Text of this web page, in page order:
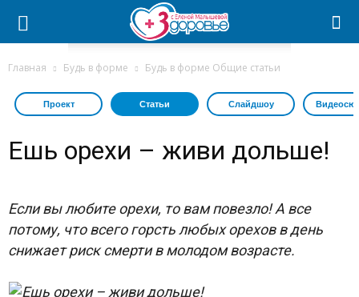
Главная Будь в форме Будь в форме Общие статьи
Проект Статьи Слайдшоу
Ешь орехи – живи дольше!
Если вы любите орехи, то вам повезло! А все
потому, что всего горсть любых орехов в день
снижает риск смерти в молодом возрасте.